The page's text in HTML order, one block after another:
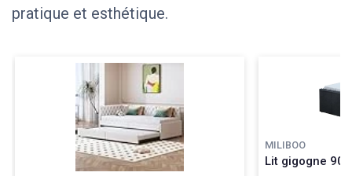
pratique et esthétique.
MILIBOO
Lit gigogne 90